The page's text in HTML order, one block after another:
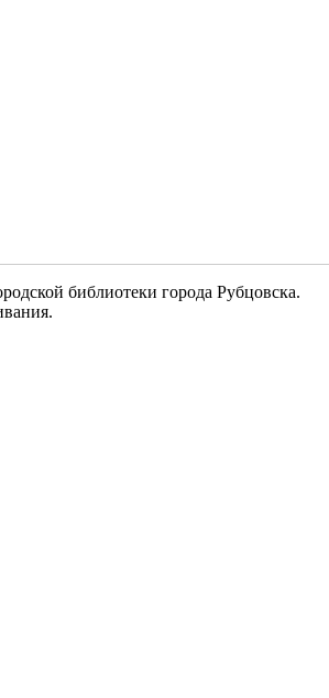
библиотеки города Рубцовска.